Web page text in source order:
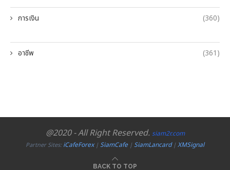
การเงิน (360)
อาชีพ (361)
@2020 - All Right Reserved. siam2r.com
Partner Sites:iCafeForex|SiamCafe|SiamLancard|XMSignal
BACK TO TOP